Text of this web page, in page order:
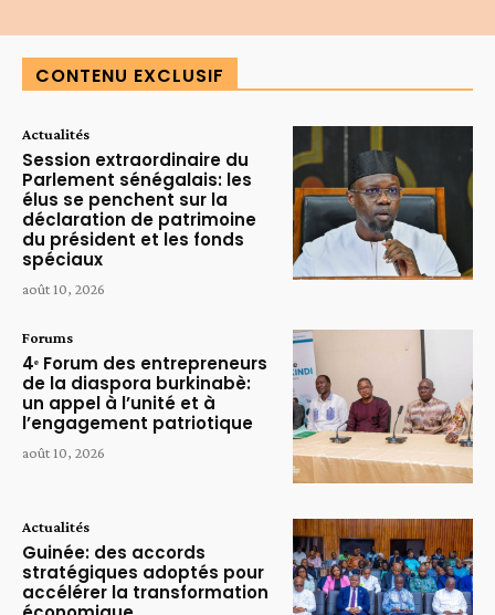
CONTENU EXCLUSIF
Actualités
Session extraordinaire du
Parlement sénégalais: les
élus se penchent sur la
déclaration de patrimoine
du président et les fonds
spéciaux
août 10, 2026
Forums
4ᵉ Forum des entrepreneurs
de la diaspora burkinabè:
un appel à l’unité et à
l’engagement patriotique
août 10, 2026
Actualités
Guinée: des accords
stratégiques adoptés pour
accélérer la transformation